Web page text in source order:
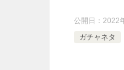
公開日： 2022
ガチャネタ